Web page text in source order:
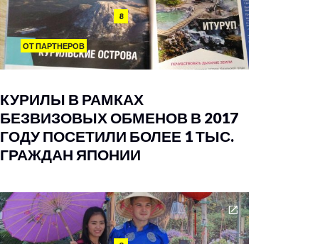
8
ОТ ПАРТНЕРОВ
КУРИЛЫ В РАМКАХ
БЕЗВИЗОВЫХ ОБМЕНОВ В 2017
ГОДУ ПОСЕТИЛИ БОЛЕЕ 1 ТЫС.
ГРАЖДАН ЯПОНИИ